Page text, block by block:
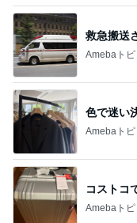
コストコ
Amebaトピ
加熱4分
Amebaトピ